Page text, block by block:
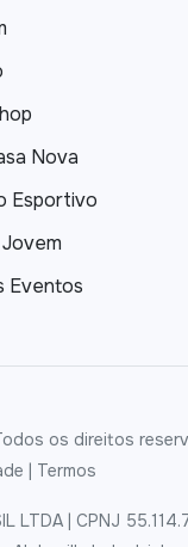
Nova
Esportivo
Eventos
os direitos
| Termos
LTDA | CPNJ